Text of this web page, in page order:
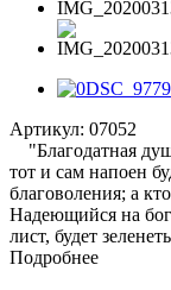
Артикул: 07052
"Благодатная
тот и сам напоен
благоволения; а
Надеющийся на
лист, будет
Подробнее